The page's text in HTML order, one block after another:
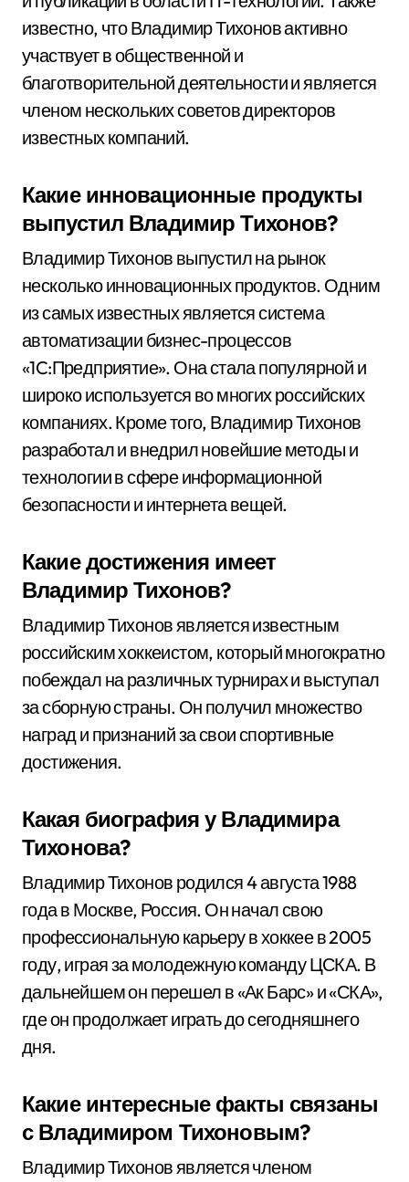
известно, что Владимир Тихонов активно
участвует в общественной и
благотворительной деятельности и является
членом нескольких советов директоров
известных компаний.
Какие инновационные продукты
выпустил Владимир Тихонов?
Владимир Тихонов выпустил на рынок
несколько инновационных продуктов. Одним
из самых известных является система
автоматизации бизнес-процессов
«1C:Предприятие». Она стала популярной и
широко используется во многих российских
компаниях. Кроме того, Владимир Тихонов
разработал и внедрил новейшие методы и
технологии в сфере информационной
безопасности и интернета вещей.
Какие достижения имеет
Владимир Тихонов?
Владимир Тихонов является известным
российским хоккеистом, который многократно
побеждал на различных турнирах и выступал
за сборную страны. Он получил множество
наград и признаний за свои спортивные
достижения.
Какая биография у Владимира
Тихонова?
Владимир Тихонов родился 4 августа 1988
года в Москве, Россия. Он начал свою
профессиональную карьеру в хоккее в 2005
году, играя за молодежную команду ЦСКА. В
дальнейшем он перешел в «Ак Барс» и «СКА»,
где он продолжает играть до сегодняшнего
дня.
Какие интересные факты связаны
с Владимиром Тихоновым?
Владимир Тихонов является членом